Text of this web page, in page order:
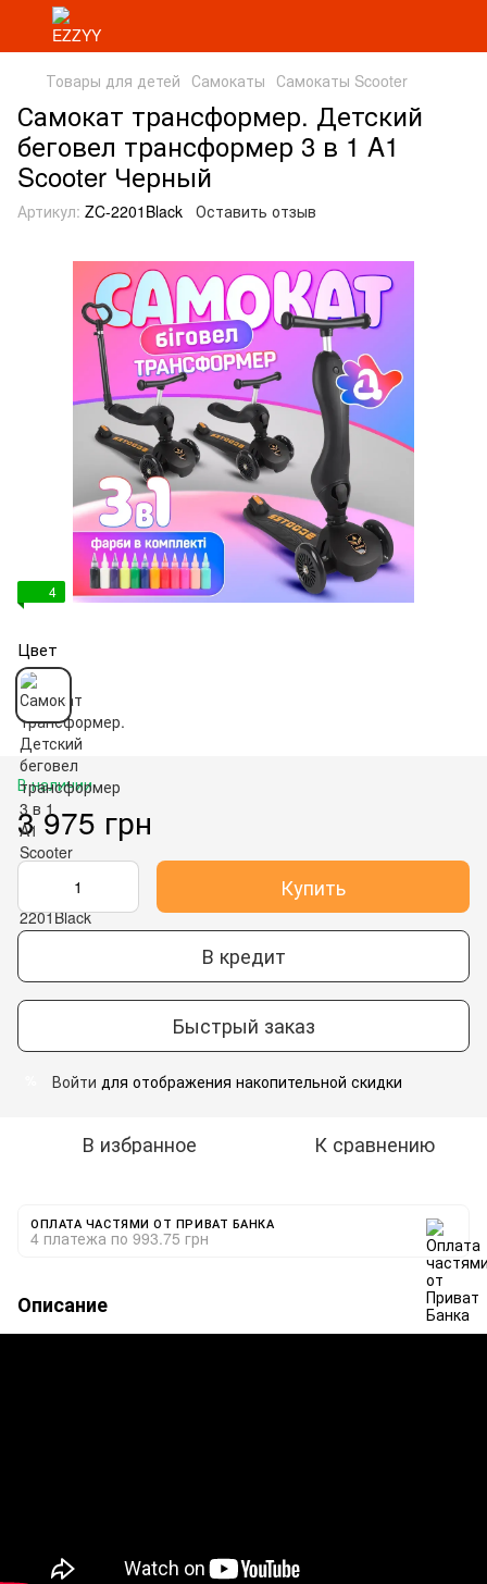
Товары для детей Самокаты Самокаты Scooter
Самокат трансформер. Детский
беговел трансформер 3 в 1 A1
Scooter Черный
Артикул: ZC-2201Black Оставить отзыв
4
Цвет
В наличии
3 975 грн
Купить
В кредит
Быстрый заказ
Войти для отображения накопительной скидки
В избранное К сравнению
ОПЛАТА ЧАСТЯМИ ОТ ПРИВАТ БАНКА
4 платежа по 993.75 грн
Описание